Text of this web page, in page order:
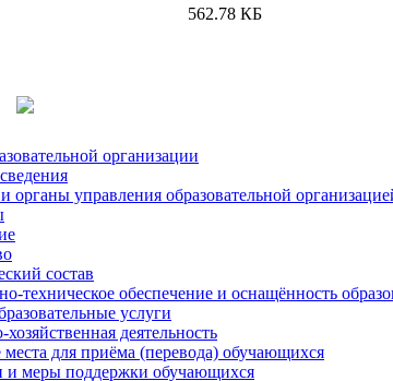
562.78 КБ
организации
органы управления образовательной
состав
техническое обеспечение и оснащённость
услуги
деятельность
для приёма (перевода) обучающихся
и меры поддержки обучающихся